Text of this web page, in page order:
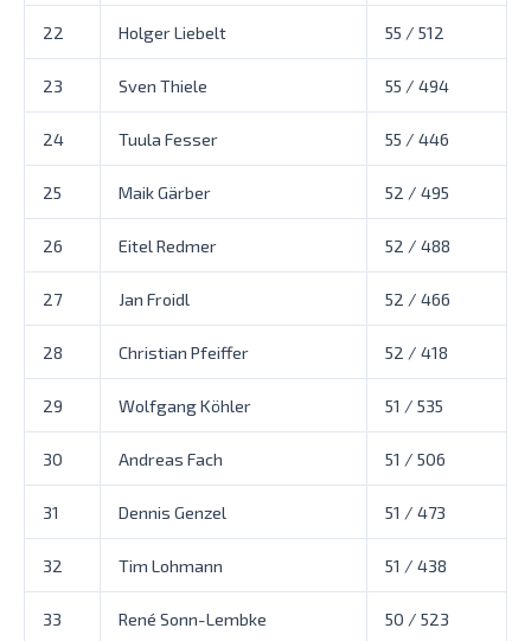
22 Holger Liebelt 55 / 512
23 Sven Thiele 55 / 494
24 Tuula Fesser 55 / 446
25 Maik Gärber 52 / 495
26 Eitel Redmer 52 / 488
27 Jan Froidl 52 / 466
28 Christian Pfeiffer 52 / 418
29 Wolfgang Köhler 51 / 535
30 Andreas Fach 51 / 506
31 Dennis Genzel 51 / 473
32 Tim Lohmann 51 / 438
33 René Sonn-Lembke 50 / 523